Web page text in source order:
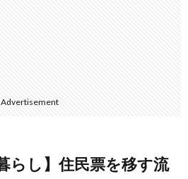
Advertisement
らし】住民票を移す流